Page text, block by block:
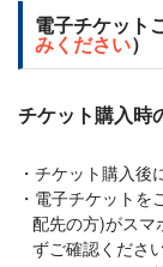
電子チケット
みください）
チケット購入時
チケット購入後
電子チケットを
配先の方)がスマ
ずご確認くださ